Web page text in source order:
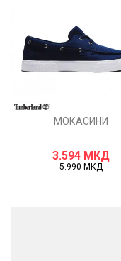
МОКАСИНИ
3.594 МКД
5.990МКД